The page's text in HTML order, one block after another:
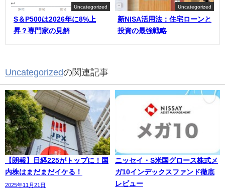
Uncategorized
S＆P500は2026年に8%上
昇？専門家の見解
Uncategorized
新NISA活用法：住宅ローンと
投資の最強戦略
Uncategorizedの関連記事
【朗報】日経225がトップに！国
内株はまだまだイケる！
2025年11月21日
ニッセイ・S米国グロース株式メ
ガ10インデックスファンド徹底
レビュー